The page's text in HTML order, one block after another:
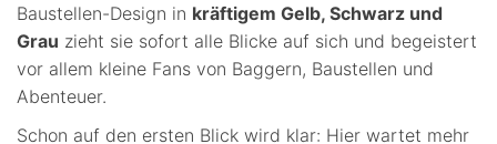
Baustellen-Design in kräftigem Gelb, Schwarz und
Grau zieht sie sofort alle Blicke auf sich und begeistert
vor allem kleine Fans von Baggern, Baustellen und
Abenteuer.
Schon auf den ersten Blick wird klar: Hier wartet mehr